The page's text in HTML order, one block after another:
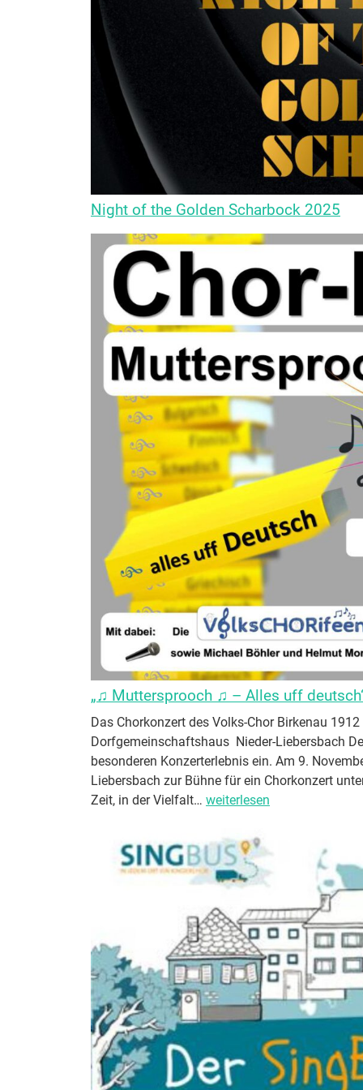
Night of the Golden Scharbock 2025
„♫ Muttersprooch ♫ – Alles uff
Das Chorkonzert des Volks-Chor Birkenau
Dorfgemeinschaftshaus Nieder-Liebersbach
besonderen Konzerterlebnis ein. Am 9.
Liebersbach zur Bühne für ein Chorkonzert
Zeit, in der Vielfalt… „
t
e
r
s
p
r
o
h
weiterlesen